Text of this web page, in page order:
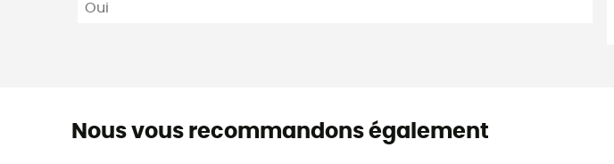
Oui
Nous vous recommandons également